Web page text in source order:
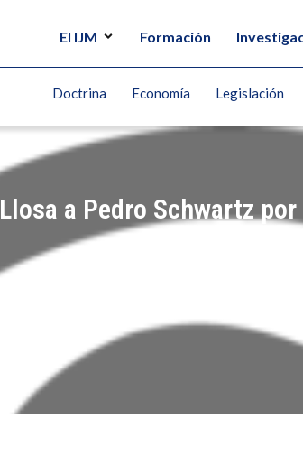
El IJM Formación
Doctrina Economía Legislación
a Pedro Schwartz